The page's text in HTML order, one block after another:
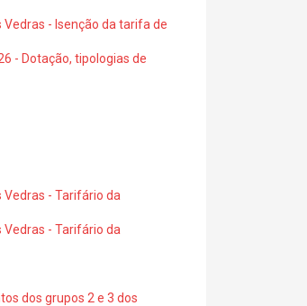
- Isenção da tarifa de
- Dotação, tipologias de
Vedras - Tarifário da
Vedras - Tarifário da
dos grupos 2 e 3 dos